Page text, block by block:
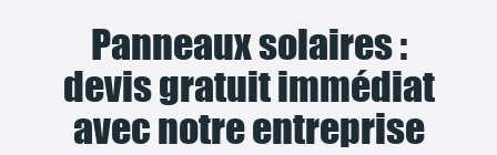
Panneaux solaires :
devis gratuit immédiat
avec notre entreprise